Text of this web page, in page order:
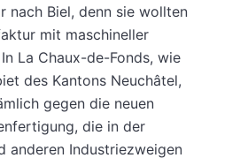
nach Biel, denn sie wollten
mit maschineller
La Chaux-de-Fonds, wie
des Kantons Neuchâtel,
gegen die neuen
die in der
anderen Industriezweigen